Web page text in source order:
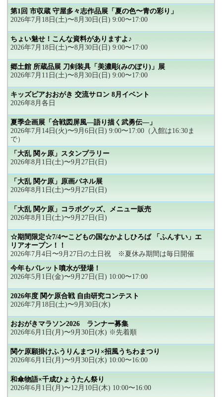
第1回 市収蔵 守屋多々志作品展「夏の色〜青の彩り」
2026年7月18日(土)〜8月30日(日) 9:00〜17:00
ちょい魅せ！こんな資料がありますよ♪
2026年7月18日(土)〜8月30日(日) 9:00〜17:00
郷土館 所蔵品展 刀剣装具「美濃彫(みのぼり)」展
2026年7月11日(土)〜8月30日(日) 9:00〜17:00
キッズピアおおがき 交流サロン 8月イベント
2026年8月各日
夏季企画展「合戦図屏風―語り描く武勇伝―」
2026年7月14日(火)〜9月6日(日) 9:00〜17:00（入館は16:30ま
で）
「大乱 関ヶ原」スタンプラリー
2026年8月1日(土)〜9月27日(日)
「大乱 関ケ原」原画パネル展
2026年8月1日(土)〜9月27日(日)
「大乱 関ケ原」コラボグッズ、メニュー販売
2026年8月1日(土)〜9月27日(日)
☆期間限定☆7/4〜こどもの国なかよしひろば 「ふんすい」エ
リアオープン！！
2026年7月4日〜9月27日の土日祝 ※夏休み期間は毎日開催
今年もパレット噴水が登場！
2026年5月1日(金)〜9月27日(日) 10:00〜17:00
2026年度 関ケ原合戦 自由研究コンテスト
2026年7月18日(土)〜9月30日(水)
おおがきマラソン2026 ランナー募集
2026年6月1日(月)〜9月30日(水) ※先着順
関ケ原願掛けふうりんまつり×招風うちわまつり
2026年6月1日(月)〜9月30日(水) 10:00〜16:00
和傘物語×千成ひょうたん祭り
2026年6月1日(月)〜12月10日(木) 10:00〜16:00